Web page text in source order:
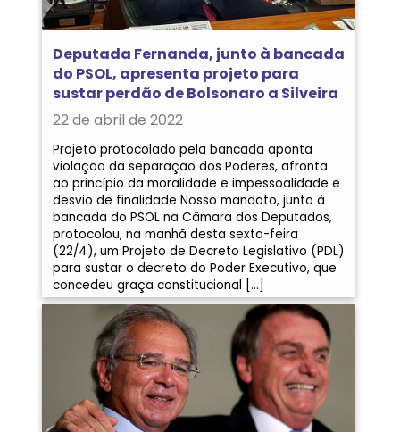
Deputada Fernanda, junto à bancada
do PSOL, apresenta projeto para
sustar perdão de Bolsonaro a Silveira
22 de abril de 2022
Projeto protocolado pela bancada aponta
violação da separação dos Poderes, afronta
ao princípio da moralidade e impessoalidade e
desvio de finalidade Nosso mandato, junto à
bancada do PSOL na Câmara dos Deputados,
protocolou, na manhã desta sexta-feira
(22/4), um Projeto de Decreto Legislativo (PDL)
para sustar o decreto do Poder Executivo, que
concedeu graça constitucional […]